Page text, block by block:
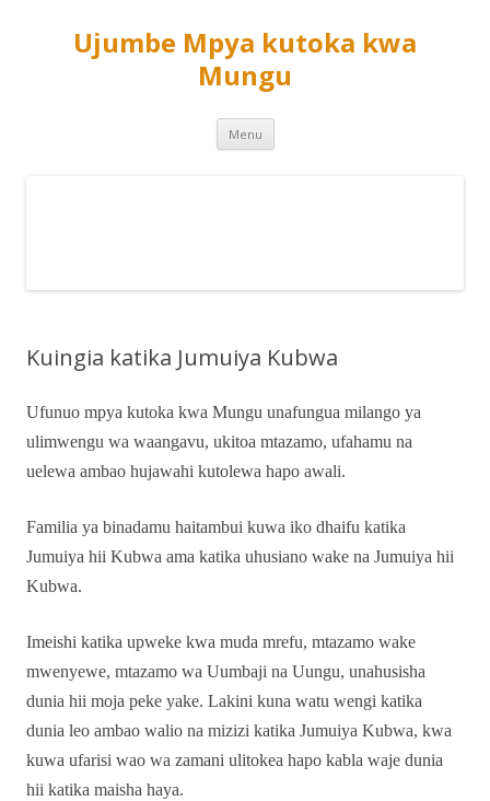
Ujumbe Mpya kutoka kwa
Mungu
Menu Skip
content
Kuingia katika Jumuiya Kubwa
Ufunuo mpya kutoka kwa Mungu unafungua milango ya
ulimwengu wa waangavu, ukitoa mtazamo, ufahamu na
uelewa ambao hujawahi kutolewa hapo awali.
Familia ya binadamu haitambui kuwa iko dhaifu katika
Jumuiya hii Kubwa ama katika uhusiano wake na Jumuiya hii
Kubwa.
Imeishi katika upweke kwa muda mrefu, mtazamo wake
mwenyewe, mtazamo wa Uumbaji na Uungu, unahusisha
dunia hii moja peke yake. Lakini kuna watu wengi katika
dunia leo ambao walio na mizizi katika Jumuiya Kubwa, kwa
kuwa ufarisi wao wa zamani ulitokea hapo kabla waje dunia
hii katika maisha haya.